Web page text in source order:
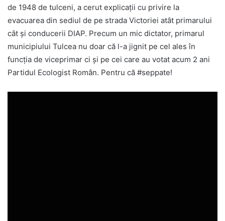
de 1948 de tulceni, a cerut explicații cu privire la
evacuarea din sediul de pe strada Victoriei atât primarului
cât și conducerii DIAP. Precum un mic dictator, primarul
municipiului Tulcea nu doar că l-a jignit pe cel ales în
funcția de viceprimar ci și pe cei care au votat acum 2 ani
Partidul Ecologist Român. Pentru că #seppate!